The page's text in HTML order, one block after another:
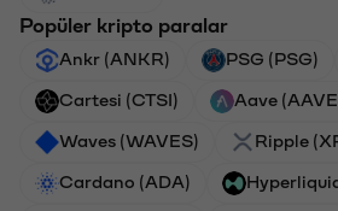
Popüler kripto paralar
Ankr (ANKR) PSG (PSG)
Cartesi (CTSI) Aave
Waves (WAVES) Ripple
Cardano (ADA)